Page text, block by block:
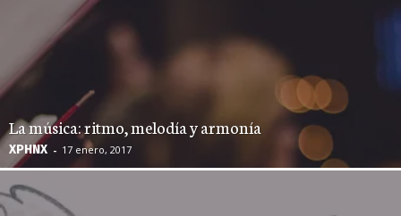
La música: ritmo, melodía y armonía
XPHNX - 17 enero, 2017